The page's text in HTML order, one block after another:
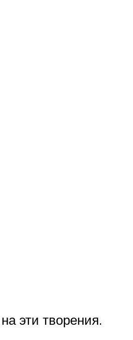
эти творения.